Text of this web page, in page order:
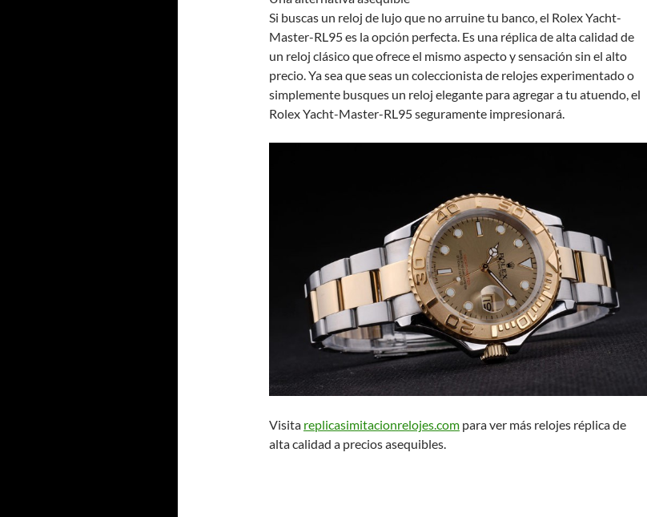
Si buscas un reloj de lujo que no arruine tu banco, el Rolex Yacht-
Master-RL95 es la opción perfecta. Es una réplica de alta calidad de
un reloj clásico que ofrece el mismo aspecto y sensación sin el alto
precio. Ya sea que seas un coleccionista de relojes experimentado o
simplemente busques un reloj elegante para agregar a tu atuendo, el
Rolex Yacht-Master-RL95 seguramente impresionará.
Visita replicasimitacionrelojes.com para ver más relojes réplica de
alta calidad a precios asequibles.